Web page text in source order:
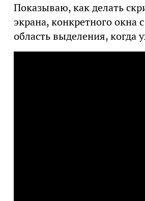
Показываю, как делать
экрана, конкретного окна
область выделения, когда